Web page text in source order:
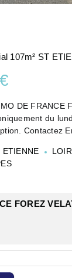
107m² ST
DE FRANCE
du
Contactez
local est
ETIENNE
FOREZ